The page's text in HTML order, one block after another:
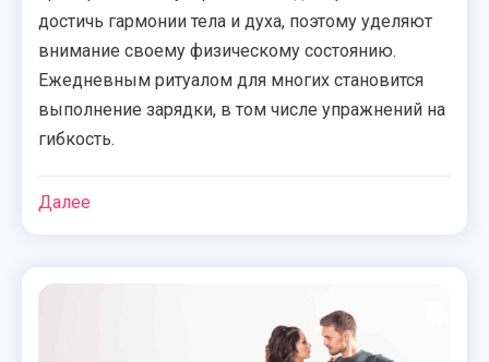
достичь гармонии тела и духа, поэтому уделяют
внимание своему физическому состоянию.
Ежедневным ритуалом для многих становится
выполнение зарядки, в том числе упражнений на
гибкость.
Далее